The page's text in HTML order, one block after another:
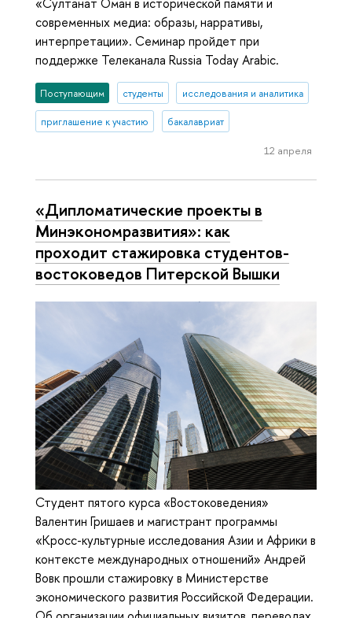
«Султанат Оман в исторической памяти и
современных медиа: образы, нарративы,
интерпретации». Семинар пройдет при
поддержке Телеканала Russia Today Arabic.
Поступающим студенты исследования и аналитика
приглашение к участию бакалавриат
12 апреля
«Дипломатические проекты в
Минэкономразвития»: как
проходит стажировка студентов-
востоковедов Питерской Вышки
Студент пятого курса «Востоковедения»
Валентин Гришаев и магистрант программы
«Кросс-культурные исследования Азии и Африки в
контексте международных отношений» Андрей
Вовк прошли стажировку в Министерстве
экономического развития Российской Федерации.